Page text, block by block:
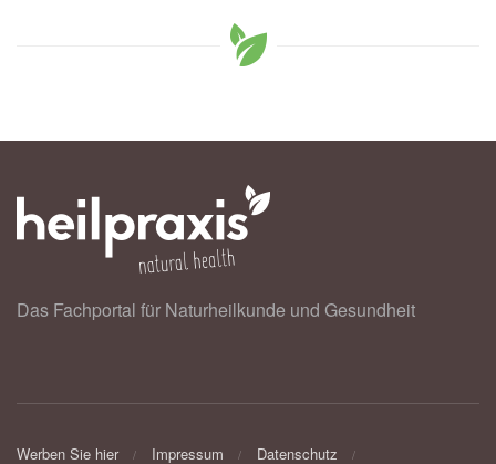
Das Fachportal für Naturheilkunde und Gesundheit
Werben Sie hier Impressum Datenschutz